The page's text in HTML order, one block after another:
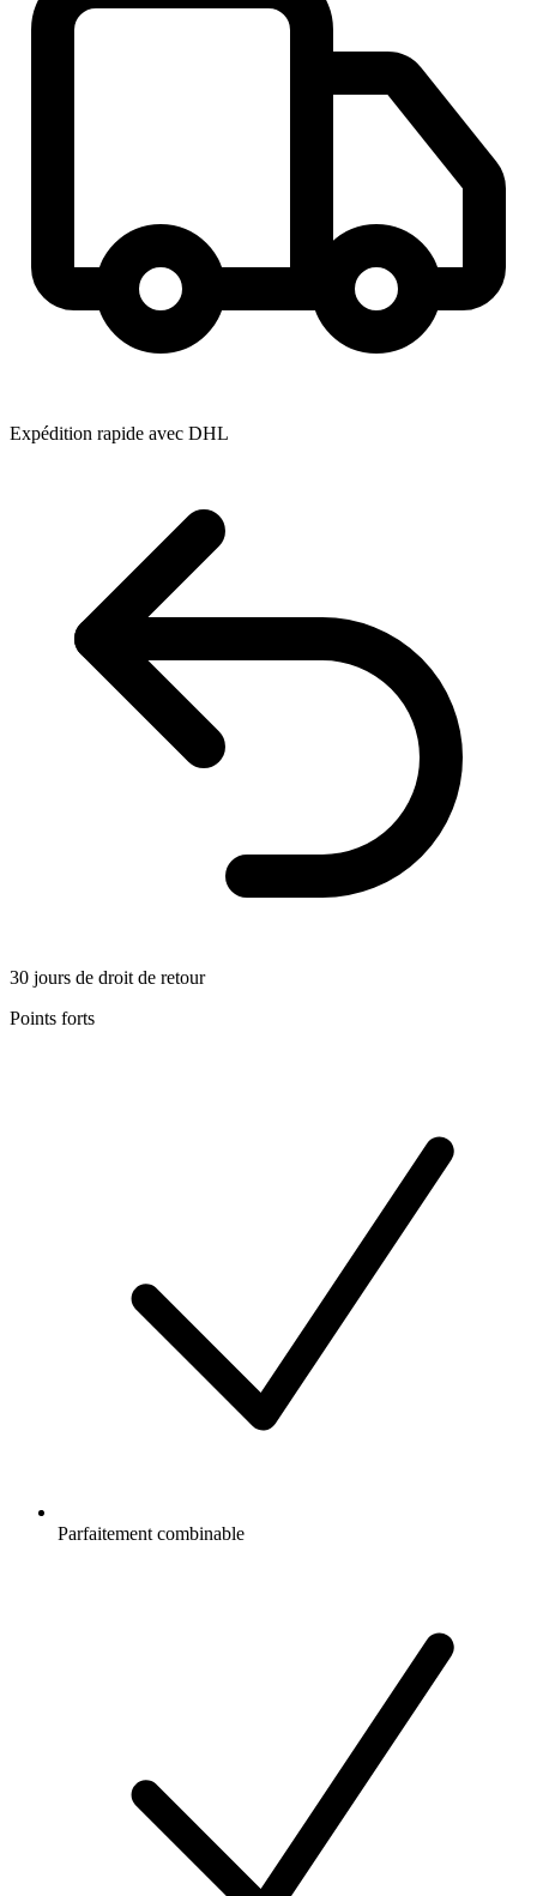
Expédition rapide avec DHL
30 jours de droit de retour
Points forts
Parfaitement combinable